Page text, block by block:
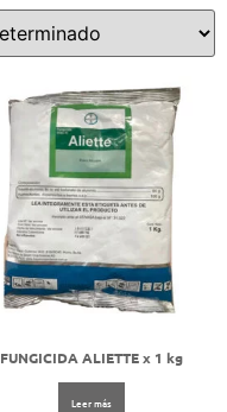
FUNGICIDA ALIETTE x 1 kg
Leer más